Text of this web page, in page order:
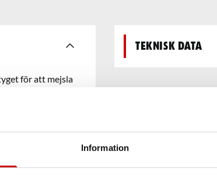
Information
för att mejsla
ger en lång
Teknisk data